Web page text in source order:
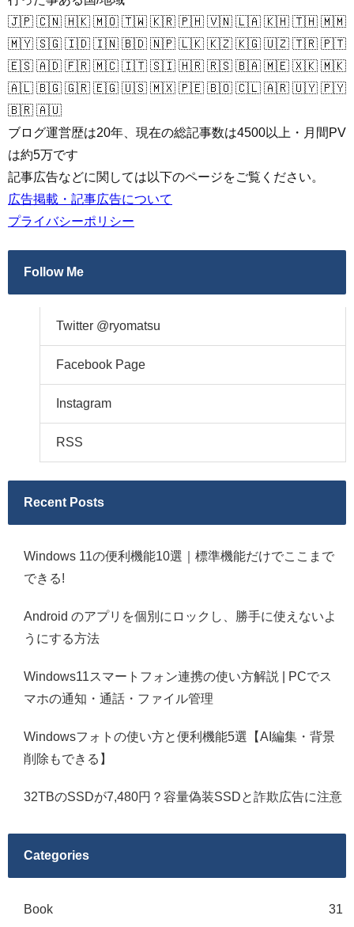
🇯🇵 🇨🇳 🇭🇰 🇲🇴 🇹🇼 🇰🇷 🇵🇭 🇻🇳 🇱🇦 🇰🇭 🇹🇭 🇲🇲
🇲🇾 🇸🇬 🇮🇩 🇮🇳 🇧🇩 🇳🇵 🇱🇰 🇰🇿 🇰🇬 🇺🇿 🇹🇷 🇵🇹
🇪🇸 🇦🇩 🇫🇷 🇲🇨 🇮🇹 🇸🇮 🇭🇷 🇷🇸 🇧🇦 🇲🇪 🇽🇰 🇲🇰
🇦🇱 🇧🇬 🇬🇷 🇪🇬 🇺🇸 🇲🇽 🇵🇪 🇧🇴 🇨🇱 🇦🇷 🇺🇾 🇵🇾
🇧🇷 🇦🇺
ブログ運営歴は20年、現在の総記事数は4500以上・月間PV
は約5万です
記事広告などに関しては以下のページをご覧ください。
広告掲載・記事広告について
プライバシーポリシー
Follow Me
Twitter @ryomatsu
Facebook Page
Instagram
RSS
Recent Posts
Windows 11の便利機能10選｜標準機能だけでここまで
できる!
Android のアプリを個別にロックし、勝手に使えないよ
うにする方法
Windows11スマートフォン連携の使い方解説 | PCでス
マホの通知・通話・ファイル管理
Windowsフォトの使い方と便利機能5選【AI編集・背景
削除もできる】
32TBのSSDが7,480円？容量偽装SSDと詐欺広告に注意
Categories
Book 31